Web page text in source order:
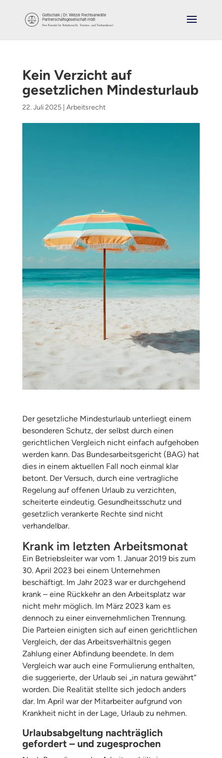
Kein Verzicht auf
gesetzlichen Mindesturlaub
22. Juli 2025| Arbeitsrecht
Der gesetzliche Mindesturlaub unterliegt einem
besonderen Schutz, der selbst durch einen
gerichtlichen Vergleich nicht einfach aufgehoben
werden kann. Das Bundesarbeitsgericht (BAG) hat
dies in einem aktuellen Fall noch einmal klar
betont. Der Versuch, durch eine vertragliche
Regelung auf offenen Urlaub zu verzichten,
scheiterte eindeutig. Gesundheitsschutz und
gesetzlich verankerte Rechte sind nicht
verhandelbar.
Krank im letzten Arbeitsmonat
Ein Betriebsleiter war vom 1. Januar 2019 bis zum
30. April 2023 bei einem Unternehmen
beschäftigt. Im Jahr 2023 war er durchgehend
krank – eine Rückkehr an den Arbeitsplatz war
nicht mehr möglich. Im März 2023 kam es
dennoch zu einer einvernehmlichen Trennung.
Die Parteien einigten sich auf einen gerichtlichen
Vergleich, der das Arbeitsverhältnis gegen
Zahlung einer Abfindung beendete. In dem
Vergleich war auch eine Formulierung enthalten,
die suggerierte, der Urlaub sei „in natura gewährt“
worden. Die Realität stellte sich jedoch anders
dar. Im April war der Mitarbeiter aufgrund von
Krankheit nicht in der Lage, Urlaub zu nehmen.
Urlaubsabgeltung nachträglich
gefordert – und zugesprochen